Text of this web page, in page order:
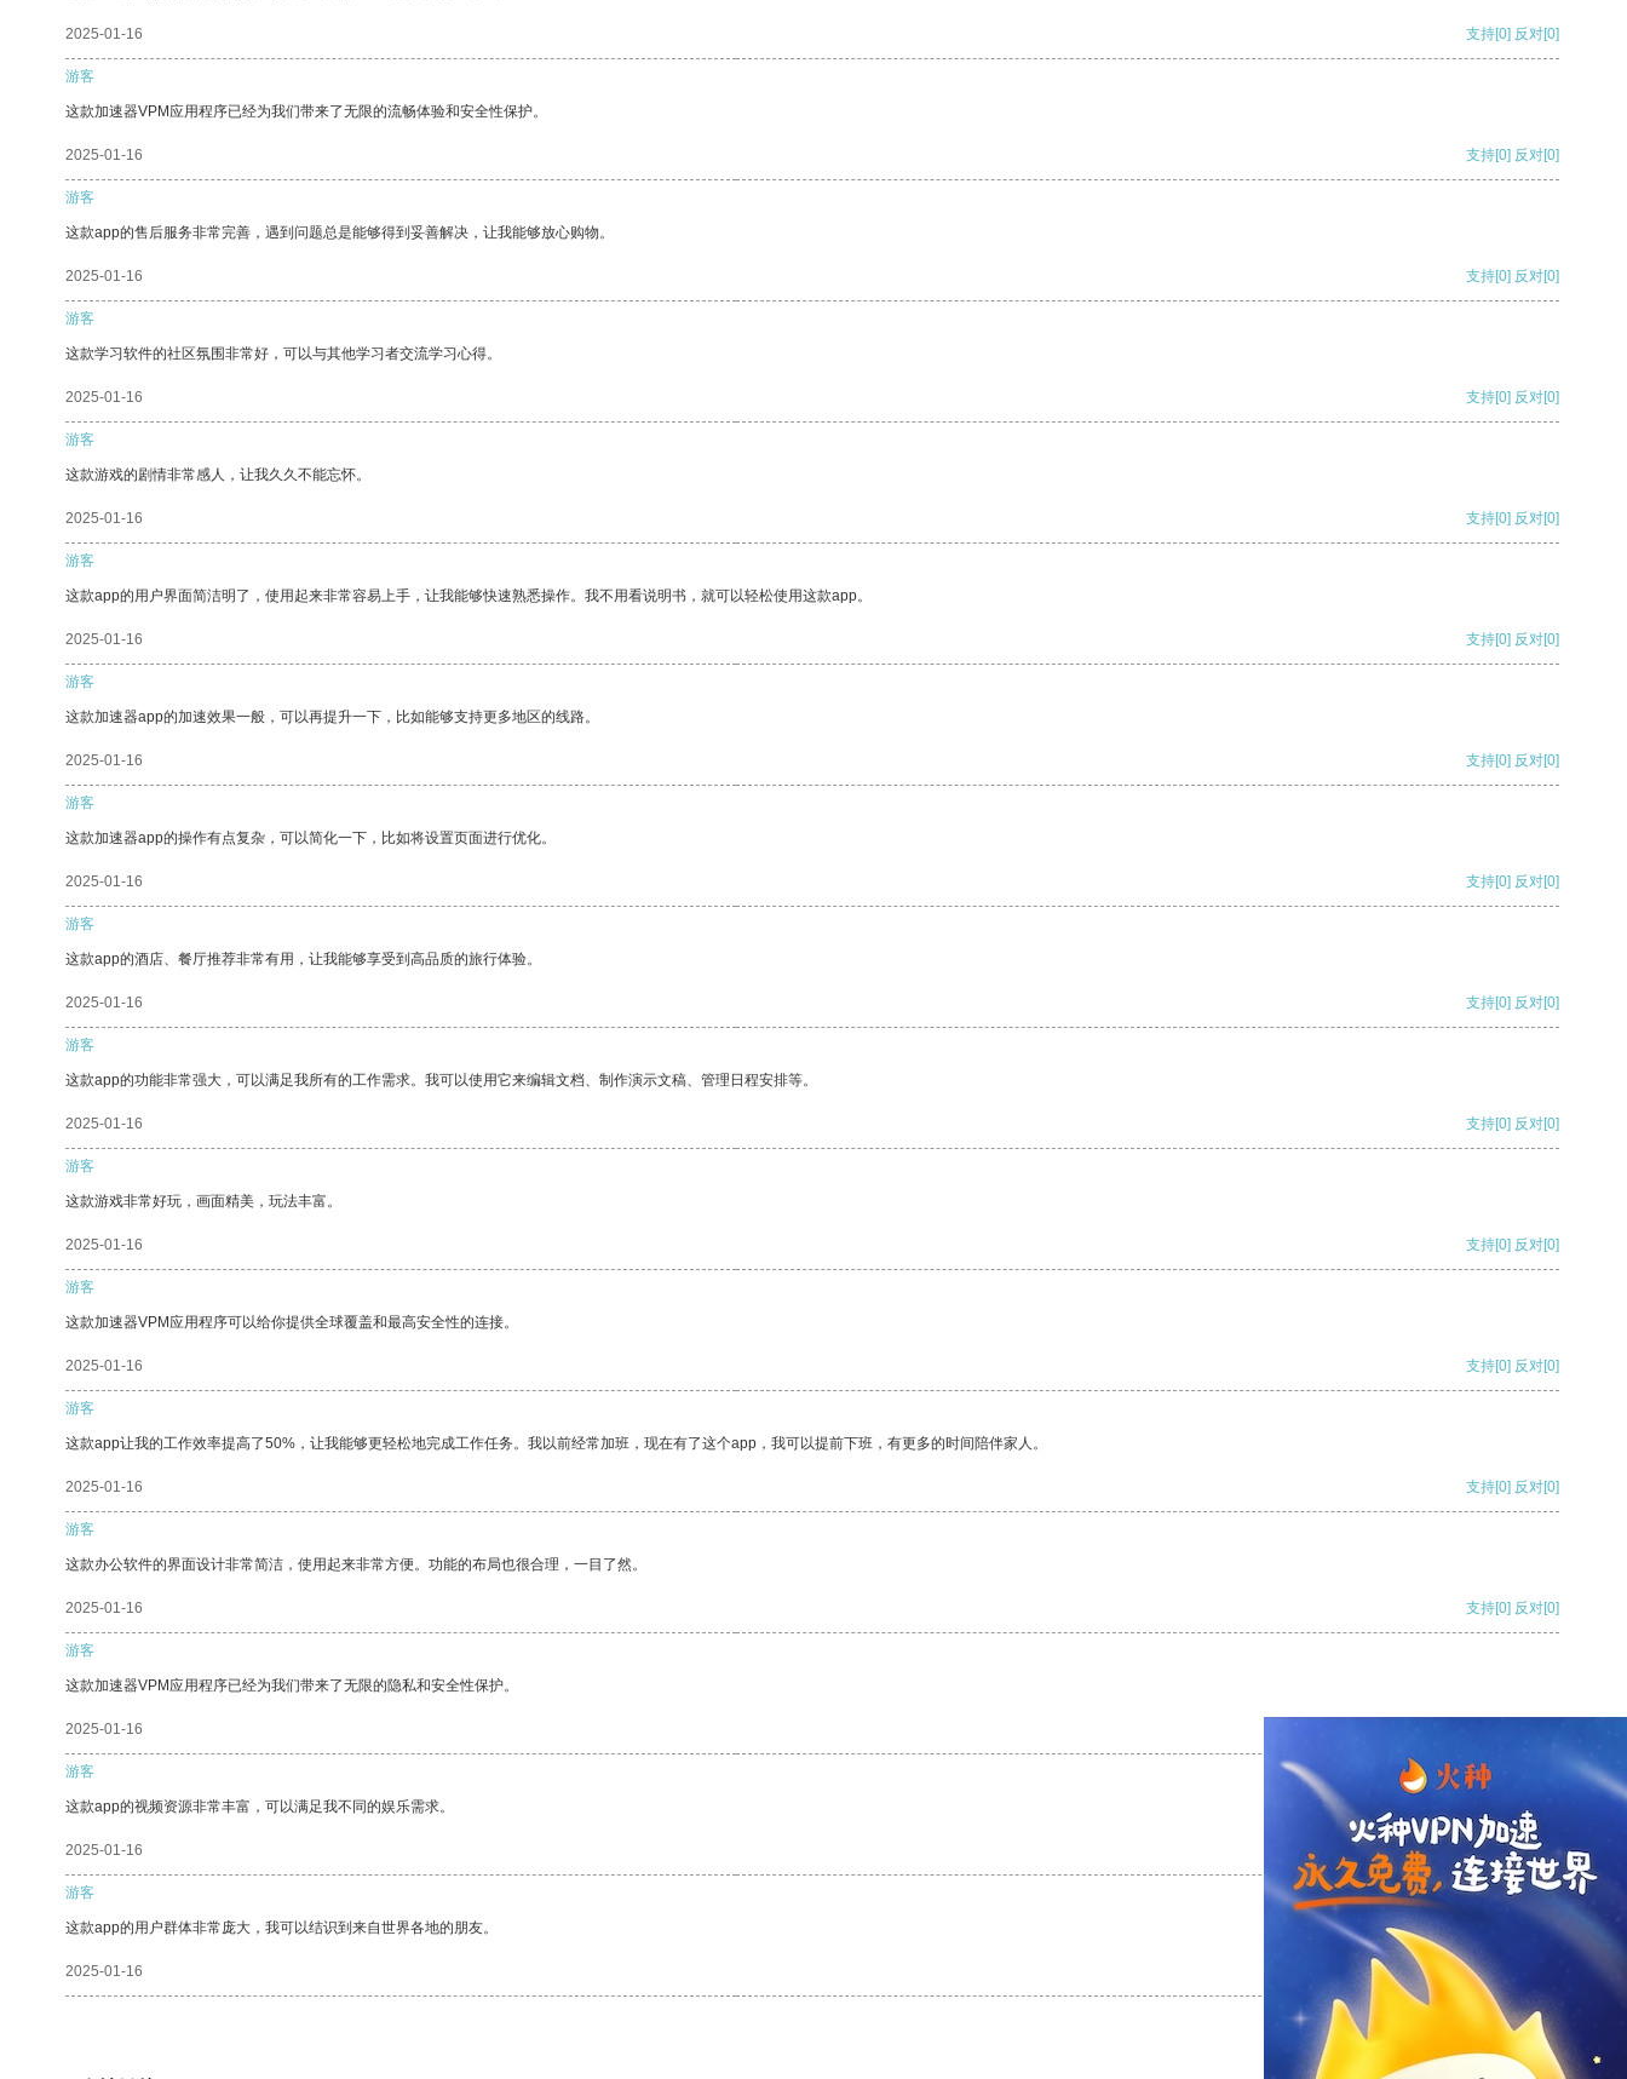
2025-01-16 支持[0] 反对[0]
游客
这款加速器VPM应用程序已经为我们带来了无限的流畅体验和安全性保护。
2025-01-16 支持[0] 反对[0]
游客
这款app的售后服务非常完善，遇到问题总是能够得到妥善解决，让我能够放心购物。
2025-01-16 支持[0] 反对[0]
游客
这款学习软件的社区氛围非常好，可以与其他学习者交流学习心得。
2025-01-16 支持[0] 反对[0]
游客
这款游戏的剧情非常感人，让我久久不能忘怀。
2025-01-16 支持[0] 反对[0]
游客
这款app的用户界面简洁明了，使用起来非常容易上手，让我能够快速熟悉操作。我不用看说明书，就可以轻松使用这款app。
2025-01-16 支持[0] 反对[0]
游客
这款加速器app的加速效果一般，可以再提升一下，比如能够支持更多地区的线路。
2025-01-16 支持[0] 反对[0]
游客
这款加速器app的操作有点复杂，可以简化一下，比如将设置页面进行优化。
2025-01-16 支持[0] 反对[0]
游客
这款app的酒店、餐厅推荐非常有用，让我能够享受到高品质的旅行体验。
2025-01-16 支持[0] 反对[0]
游客
这款app的功能非常强大，可以满足我所有的工作需求。我可以使用它来编辑文档、制作演示文稿、管理日程安排等。
2025-01-16 支持[0] 反对[0]
游客
这款游戏非常好玩，画面精美，玩法丰富。
2025-01-16 支持[0] 反对[0]
游客
这款加速器VPM应用程序可以给你提供全球覆盖和最高安全性的连接。
2025-01-16 支持[0] 反对[0]
游客
这款app让我的工作效率提高了50%，让我能够更轻松地完成工作任务。我以前经常加班，现在有了这个app，我可以提前下班，有更多的时间陪伴家人。
2025-01-16 支持[0] 反对[0]
游客
这款办公软件的界面设计非常简洁，使用起来非常方便。功能的布局也很合理，一目了然。
2025-01-16 支持[0] 反对[0]
游客
这款加速器VPM应用程序已经为我们带来了无限的隐私和安全性保护。
2025-01-16
游客
这款app的视频资源非常丰富，可以满足我不同的娱乐需求。
2025-01-16 支持 [0] 反对 [0]
游客
这款app的用户群体非常庞大，我可以结识到来自世界各地的朋友。
2025-01-16 支持